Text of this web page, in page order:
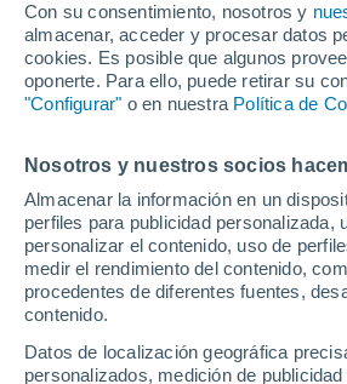
Con su consentimiento, nosotros y
almacenar, acceder y procesar datos
cookies. Es posible que algunos
oponerte. Para ello, puede retirar su
"Configurar" o en nuestra Política de
Nosotros y nuestros socios
Almacenar la información en un
perfiles para publicidad personalizada,
personalizar el contenido, uso de
medir el rendimiento del contenido,
procedentes de diferentes fuentes,
contenido.
Datos de localización geográfica
personalizados, medición de
31°
21°
Paracotos
25°
16°
San Antonio
de Los Altos
Cúa
27°
Los Teques